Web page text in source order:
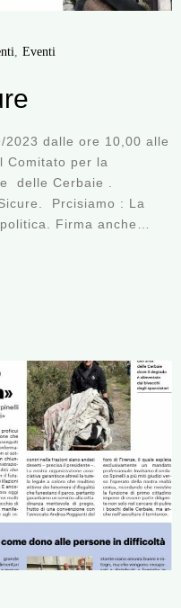
, Eventi
2023 dalle ore 10,00 alle
Comitato per la
delle Cerbaie .
Prcisiamo : La
Firma anche…